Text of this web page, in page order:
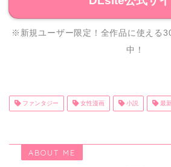
※新規ユーザー限定！全作品に使える
中！
ファンタジー 女性漫画 小説 最
ABOUT ME